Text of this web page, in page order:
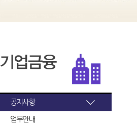
공지사항
업무안내